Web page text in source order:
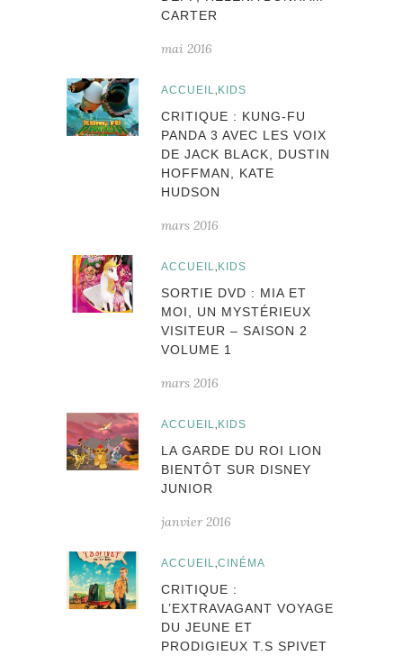
CARTER
mai 2016
ACCUEIL, KIDS
CRITIQUE : KUNG-FU
PANDA 3 AVEC LES VOIX
DE JACK BLACK, DUSTIN
HOFFMAN, KATE
HUDSON
mars 2016
ACCUEIL, KIDS
SORTIE DVD : MIA ET
MOI, UN MYSTÉRIEUX
VISITEUR – SAISON 2
VOLUME 1
mars 2016
ACCUEIL, KIDS
LA GARDE DU ROI LION
BIENTÔT SUR DISNEY
JUNIOR
janvier 2016
ACCUEIL,CINÉMA
CRITIQUE :
L’EXTRAVAGANT VOYAGE
DU JEUNE ET
PRODIGIEUX T.S SPIVET